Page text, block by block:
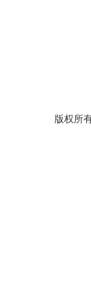
版权所